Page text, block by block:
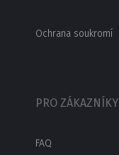
Ochrana soukromí
PRO ZÁKAZNÍKY
FAQ